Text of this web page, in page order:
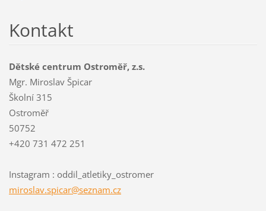
Kontakt
Dětské centrum Ostroměř, z.s.
Mgr. Miroslav Špicar
Školní 315
Ostroměř
50752
+420 731 472 251
Instagram : oddil_atletiky_ostromer
miroslav.spicar@seznam.cz